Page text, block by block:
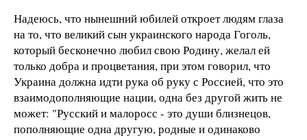
Надеюсь, что нынешний юбилей откроет людям глаза
на то, что великий сын украинского народа Гоголь,
который бесконечно любил свою Родину, желал ей
только добра и процветания, при этом говорил, что
Украина должна идти рука об руку с Россией, что это
взаимодополняющие нации, одна без другой жить не
может: "Русский и малоросс - это души близнецов,
пополняющие одна другую, родные и одинаково